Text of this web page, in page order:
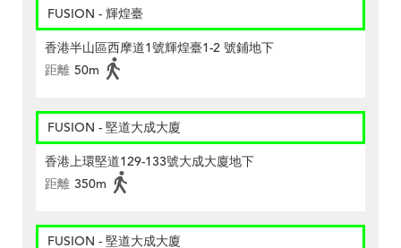
FUSION - 輝煌臺
香港半山區西摩道1號輝煌臺1-2 號鋪地下
距離 50m
FUSION - 堅道大成大廈
香港上環堅道129-133號大成大廈地下
距離 350m
FUSION - 堅道大成大廈